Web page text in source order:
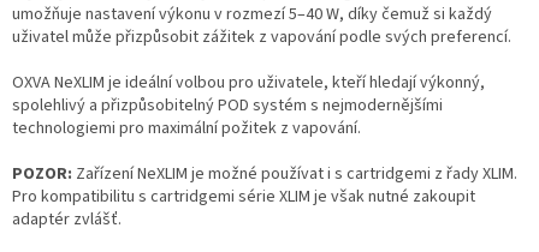
umožňuje nastavení výkonu v rozmezí 5–40 W, díky čemuž si každý
uživatel může přizpůsobit zážitek z vapování podle svých preferencí.
OXVA NeXLIM je ideální volbou pro uživatele, kteří hledají výkonný,
spolehlivý a přizpůsobitelný POD systém s nejmodernějšími
technologiemi pro maximální požitek z vapování.
POZOR: Zařízení NeXLIM je možné používat i s cartridgemi z řady XLIM.
Pro kompatibilitu s cartridgemi série XLIM je však nutné zakoupit
adaptér zvlášť.